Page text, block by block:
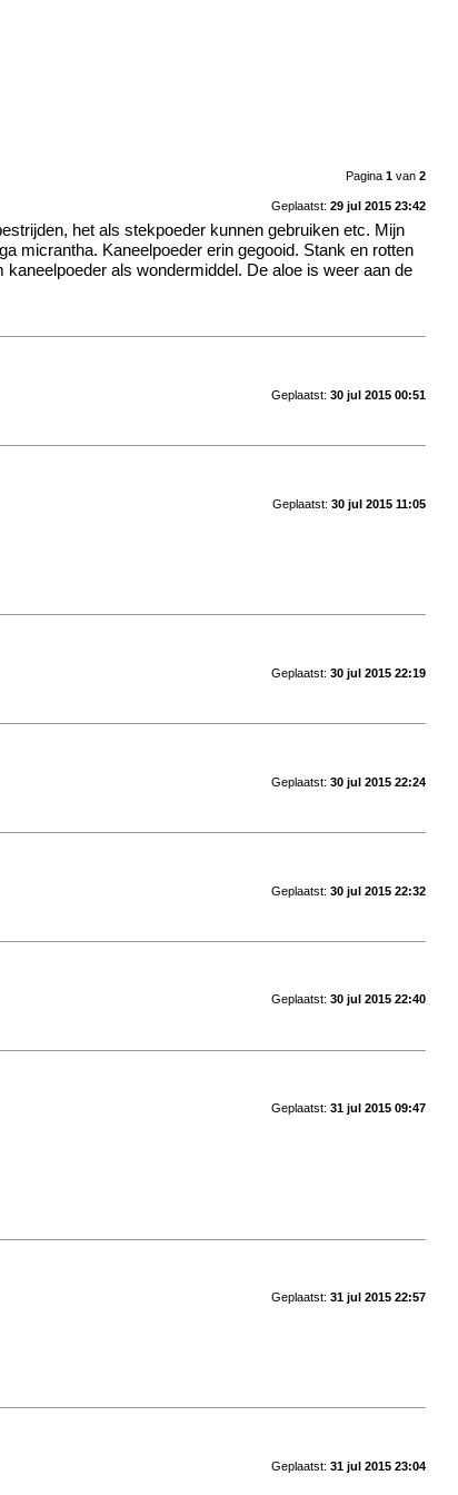
Pagina 1van 2
Geplaatst: 29 jul 2015 23:42
het als stekpoeder kunnen gebruiken etc. Mijn
micrantha. Kaneelpoeder erin gegooid. Stank en rotten
als wondermiddel. De aloe is weer aan de
Geplaatst: 30 jul 2015 00:51
Geplaatst: 30 jul 2015 11:05
Geplaatst: 30 jul 2015 22:19
Geplaatst: 30 jul 2015 22:24
Geplaatst: 30 jul 2015 22:32
Geplaatst: 30 jul 2015 22:40
Geplaatst: 31 jul 2015 09:47
Geplaatst: 31 jul 2015 22:57
Geplaatst: 31 jul 2015 23:04